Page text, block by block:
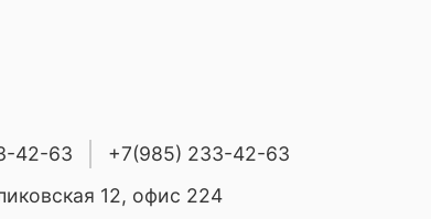
42-63
+7(985) 233-42-63
12, офис 224